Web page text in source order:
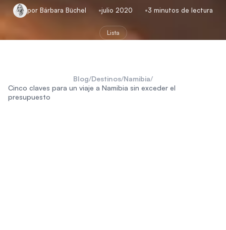
por Bárbara Büchel julio 2020 3 minutos de lectura
Lista
Blog/Destinos/Namibia/
Cinco claves para un viaje a Namibia sin exceder el
presupuesto